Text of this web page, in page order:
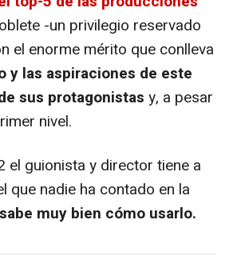
-un privilegio reservado
el enorme mérito que conlleva
y las aspiraciones de este
sus protagonistas y, a pesar
nivel.
el guionista y director tiene a
nadie ha contado en la
muy bien cómo usarlo.